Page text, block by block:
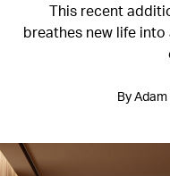
This recent
breathes new life
By